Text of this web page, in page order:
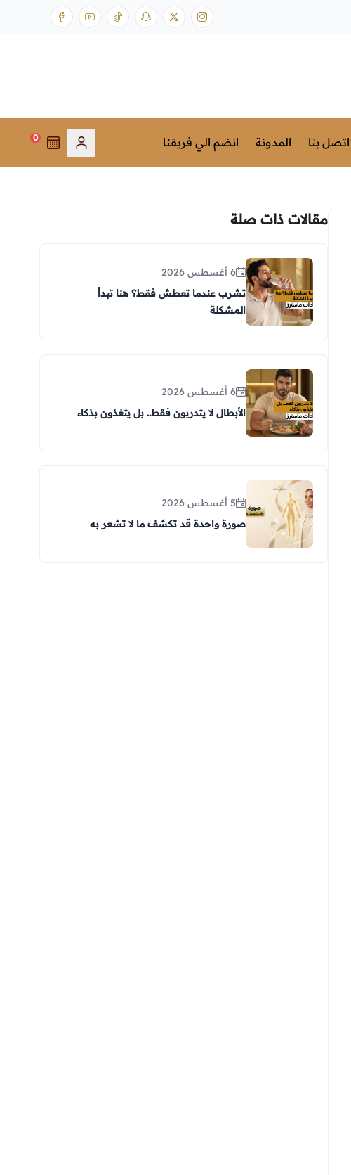
اتصل بنا المدونة انضم الي فريقنا 0
مقالات ذات صلة
6 أغسطس 2026
تشرب عندما تعطش فقط؟ هنا تبدأ
المشكلة
6 أغسطس 2026
الأبطال لا يتدربون فقط.. بل يتغذون بذكاء
5 أغسطس 2026
صورة واحدة قد تكشف ما لا تشعر به